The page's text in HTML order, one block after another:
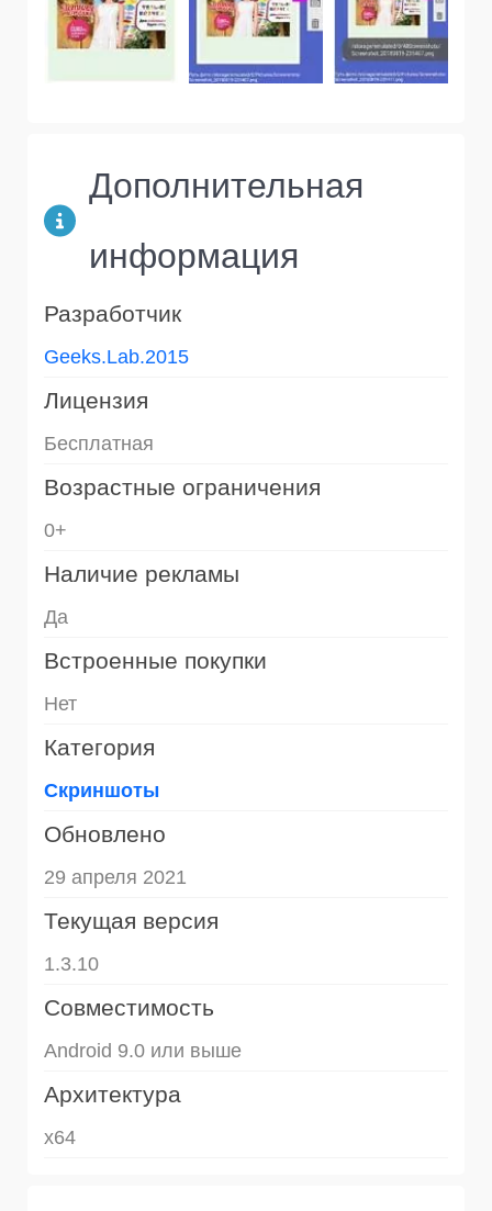
Дополнительная
информация
Разработчик
Geeks.Lab.2015
Лицензия
Бесплатная
Возрастные ограничения
0+
Наличие рекламы
Да
Встроенные покупки
Нет
Категория
Скриншоты
Обновлено
29 апреля 2021
Текущая версия
1.3.10
Совместимость
Android 9.0 или выше
Архитектура
x64